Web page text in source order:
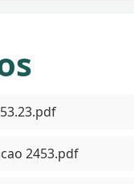
2453.pdf